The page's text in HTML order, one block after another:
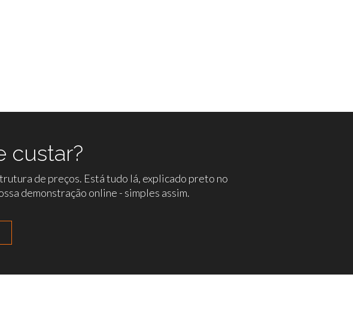
custar?
de preços. Está tudo lá, explicado preto no
demonstração online - simples assim.